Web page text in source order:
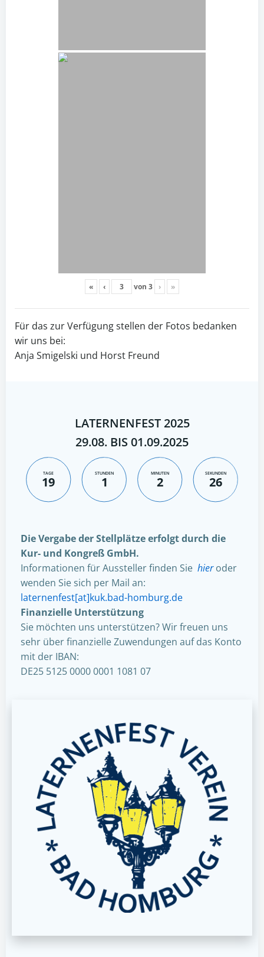
« ‹ von 3 › »
Für das zur Verfügung stellen der Fotos bedanken
wir uns bei:
Anja Smigelski und Horst Freund
LATERNENFEST 2025
29.08. BIS 01.09.2025
TAGE
19
STUNDEN
1
MINUTEN
2
SEKUNDEN
25
Die Vergabe der Stellplätze erfolgt durch die
Kur- und Kongreß GmbH.
Informationen für Aussteller finden Sie hieroder
wenden Sie sich per Mail an:
laternenfest[at]kuk.bad-homburg.de
Finanzielle Unterstützung
Sie möchten uns unterstützen? Wir freuen uns
sehr über finanzielle Zuwendungen auf das Konto
mit der IBAN:
DE25 5125 0000 0001 1081 07